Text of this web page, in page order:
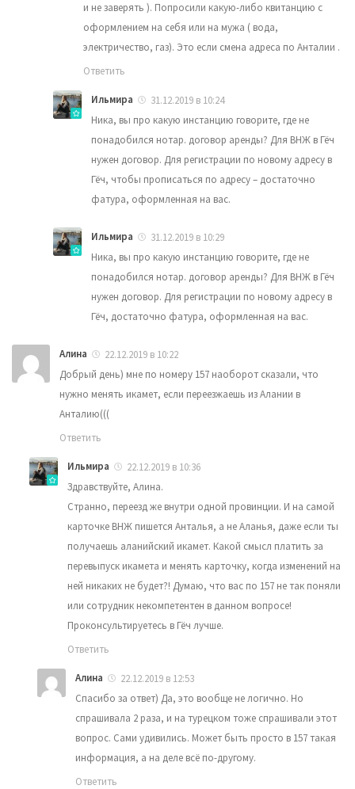
и не заверять ). Попросили какую-либо квитанцию с
оформлением на себя или на мужа ( вода,
электричество, газ). Это если смена адреса по Анталии .
Ответить
Ильмира
31.12.2019 в 10:24
Ника, вы про какую инстанцию говорите, где не
понадобился нотар. договор аренды? Для ВНЖ в Гёч
нужен договор. Для регистрации по новому адресу в
Гёч, чтобы прописаться по адресу – достаточно
фатура, оформленная на вас.
Ильмира
31.12.2019 в 10:29
Ника, вы про какую инстанцию говорите, где не
понадобился нотар. договор аренды? Для ВНЖ в Гёч
нужен договор. Для регистрации по новому адресу в
Гёч, достаточно фатура, оформленная на вас.
Алина
22.12.2019 в 10:22
Добрый день) мне по номеру 157 наоборот сказали, что
нужно менять икамет, если переезжаешь из Алании в
Анталию(((
Ответить
Ильмира
22.12.2019 в 10:36
Здравствуйте, Алина.
Странно, переезд же внутри одной провинции. И на самой
карточке ВНЖ пишется Анталья, а не Аланья, даже если ты
получаешь аланийский икамет. Какой смысл платить за
перевыпуск икамета и менять карточку, когда изменений на
ней никаких не будет?! Думаю, что вас по 157 не так поняли
или сотрудник некомпетентен в данном вопросе!
Проконсультируетесь в Гёч лучше.
Ответить
Алина
22.12.2019 в 12:53
Спасибо за ответ) Да, это вообще не логично. Но
спрашивала 2 раза, и на турецком тоже спрашивали этот
вопрос. Сами удивились. Может быть просто в 157 такая
информация, а на деле всё по-другому.
Ответить